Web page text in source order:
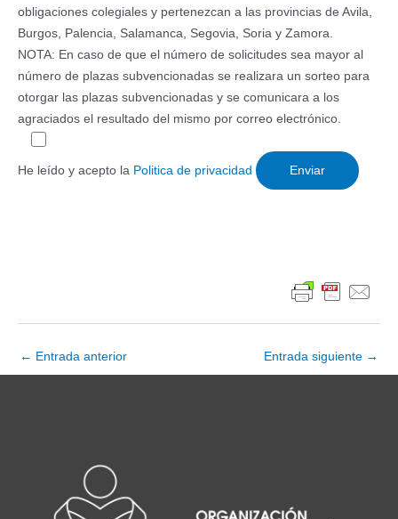
obligaciones colegiales y pertenezcan a las provincias de Avila,
Burgos, Palencia, Salamanca, Segovia, Soria y Zamora.
NOTA: En caso de que el número de solicitudes sea mayor al
número de plazas subvencionadas se realizara un sorteo para
otorgar las plazas subvencionadas y se comunicara a los
agraciados el resultado del mismo por correo electrónico.
He leído y acepto la Politica de privacidad
Navegación
de
← Entrada anterior Entrada siguiente →